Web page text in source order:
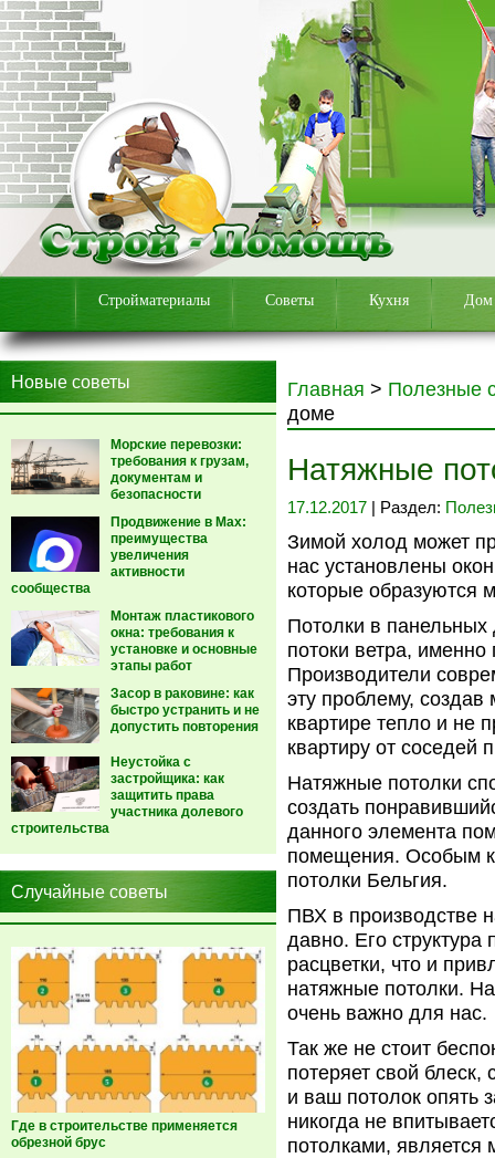
Стройматериалы Советы Кухня Дом
Новые советы
Морские перевозки:
требования к грузам,
документам и
безопасности
Продвижение в Max:
преимущества
увеличения
активности
сообщества
Монтаж пластикового
окна: требования к
установке и основные
этапы работ
Засор в раковине: как
быстро устранить и не
допустить повторения
Неустойка с
застройщика: как
защитить права
участника долевого
строительства
Случайные советы
Где в строительстве применяется
обрезной брус
Главная > Полезные
доме
Натяжные
17.12.2017 | Раздел:
Зимой холод может
нас установлены
которые образуются
Потолки в
потоки ветра,
Производители
эту проблему,
квартире тепло и не
квартиру от
Натяжные потолки
создать
данного элемента
помещения. Особым
потолки Бельгия.
ПВХ в производстве
давно. Его
расцветки, что и
натяжные потолки.
очень важно для нас.
Так же не стоит
потеряет свой блеск,
и ваш потолок опять
никогда не
потолками, является